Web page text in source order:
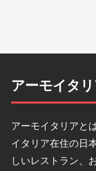
アーモイタ
アーモイタリアと
イタリア在住の日
しいレストラン、